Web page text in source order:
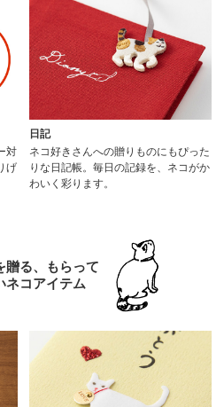
対
げ
日記
ネコ好きさんへの贈りものにもぴった
りな日記帳。毎日の記録を、ネコがか
わいく彩ります。
贈る、もらって
ネコアイテム